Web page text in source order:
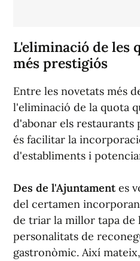
L'eliminació de les
més prestigiós
Entre les novetats més
l'eliminació de la quota
d'abonar els
és facilitar la
d'establiments i
Des de l'Ajuntamentes
del certamen
de triar la millor tapa de
personalitats de
gastronòmic. Així